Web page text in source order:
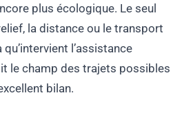
plus écologique. Le seul
la distance ou le transport
qu’intervient l’assistance
le champ des trajets possibles
bilan.